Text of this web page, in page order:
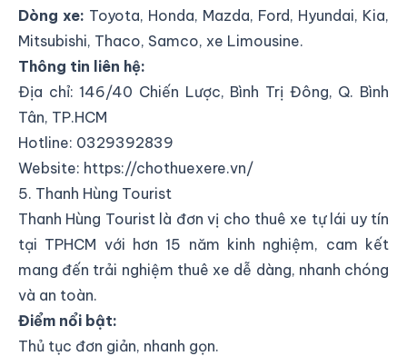
Dòng xe: Toyota, Honda, Mazda, Ford, Hyundai, Kia,
Mitsubishi, Thaco, Samco, xe Limousine.
Thông tin liên hệ:
Địa chỉ:146/40 Chiến Lược, Bình Trị Đông, Q. Bình
Tân, TP.HCM
Hotline: 0329392839
Website: https://chothuexere.vn/
5. Thanh Hùng Tourist
Thanh Hùng Tourist là đơn vị cho thuê xe tự lái uy tín
tại TPHCM với hơn 15 năm kinh nghiệm, cam kết
mang đến trải nghiệm thuê xe dễ dàng, nhanh chóng
và an toàn.
Điểm nổi bật:
Thủ tục đơn giản, nhanh gọn.